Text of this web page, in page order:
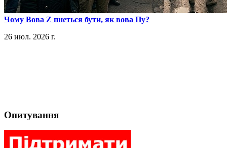
​Чому Вова Z пнеться бути, як вова Пу?
26 июл. 2026 г.
Опитування